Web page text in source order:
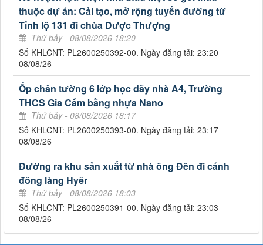
thuộc dự án: Cải tạo, mở rộng tuyến đường từ
Tỉnh lộ 131 đi chùa Dược Thượng
Thứ bảy - 08/08/2026 18:20
Số KHLCNT: PL2600250392-00. Ngày đăng tải: 23:20
08/08/26
Ốp chân tường 6 lớp học dãy nhà A4, Trường
THCS Gia Cẩm bằng nhựa Nano
Thứ bảy - 08/08/2026 18:17
Số KHLCNT: PL2600250393-00. Ngày đăng tải: 23:17
08/08/26
Đường ra khu sản xuất từ nhà ông Đên đi cánh
đồng làng Hyêr
Thứ bảy - 08/08/2026 18:03
Số KHLCNT: PL2600250391-00. Ngày đăng tải: 23:03
08/08/26